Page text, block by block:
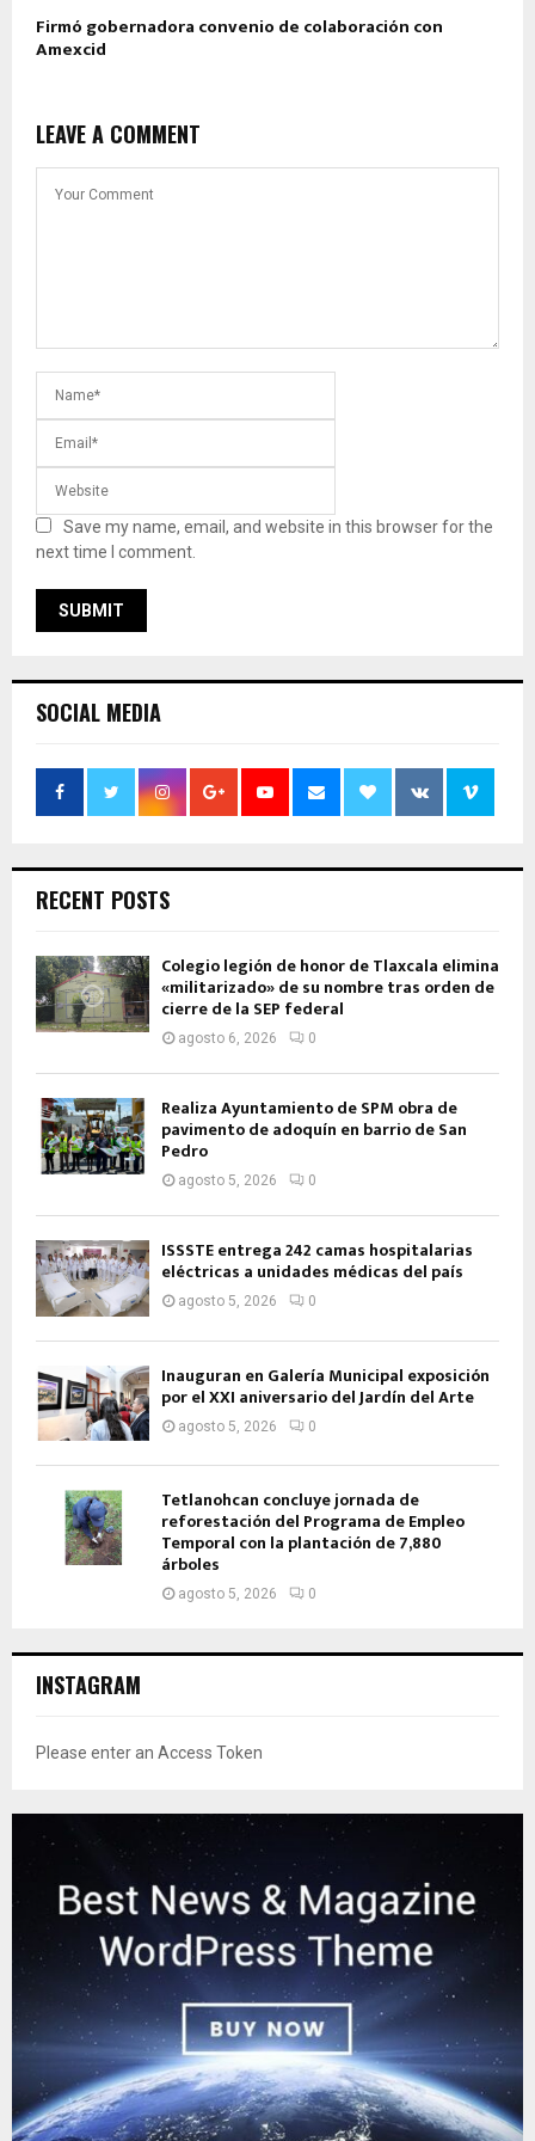
Firmó gobernadora convenio de colaboración con
Amexcid
LEAVE A COMMENT
Save my name, email, and website in this browser for the
next time I comment.
SOCIAL MEDIA
RECENT POSTS
Colegio legión de honor de Tlaxcala elimina
«militarizado» de su nombre tras orden de
cierre de la SEP federal
agosto 6, 2026 0
Realiza Ayuntamiento de SPM obra de
pavimento de adoquín en barrio de San
Pedro
agosto 5, 2026 0
ISSSTE entrega 242 camas hospitalarias
eléctricas a unidades médicas del país
agosto 5, 2026 0
Inauguran en Galería Municipal exposición
por el XXI aniversario del Jardín del Arte
agosto 5, 2026 0
Tetlanohcan concluye jornada de
reforestación del Programa de Empleo
Temporal con la plantación de 7,880
árboles
agosto 5, 2026 0
INSTAGRAM
Please enter an Access Token